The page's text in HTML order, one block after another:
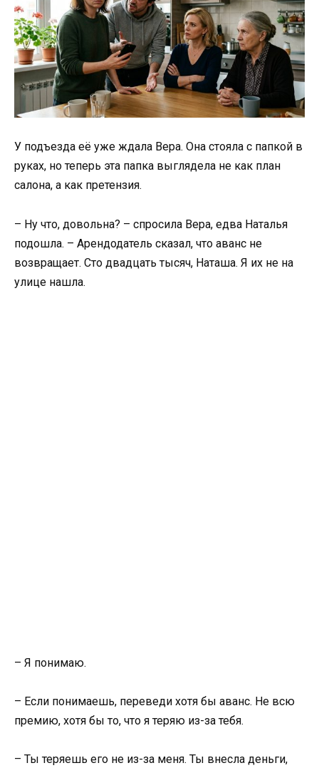
У подъезда её уже ждала Вера. Она стояла с папкой в
руках, но теперь эта папка выглядела не как план
салона, а как претензия.
– Ну что, довольна? – спросила Вера, едва Наталья
подошла. – Арендодатель сказал, что аванс не
возвращает. Сто двадцать тысяч, Наташа. Я их не на
улице нашла.
– Я понимаю.
– Если понимаешь, переведи хотя бы аванс. Не всю
премию, хотя бы то, что я теряю из-за тебя.
– Ты теряешь его не из-за меня. Ты внесла деньги,